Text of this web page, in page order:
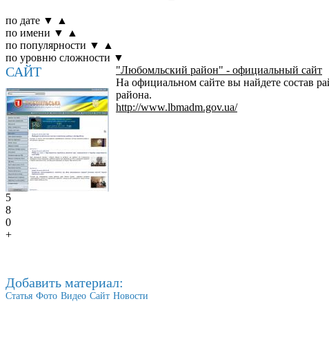
по дате ▼
▲
по имени ▼
▲
по популярности ▼
▲
по уровню сложности ▼
САЙТ
"Любомльский район" - официальный сайт
На официальном сайте вы найдете состав
района.
http://www.lbmadm.gov.ua/
5
8
0
+
Добавить материал:
Статья Фото Видео Сайт Новости